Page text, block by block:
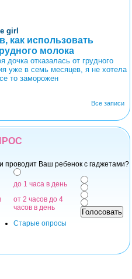
girl
как использовать
молока
дочка отказалась от грудного
уже в семь месяцев, я не хотела
то заморожен
Все записи
проводит Ваш ребенок с гаджетами?
до 1 часа в день
от 2 часов до 4
часов в день
Старые опросы